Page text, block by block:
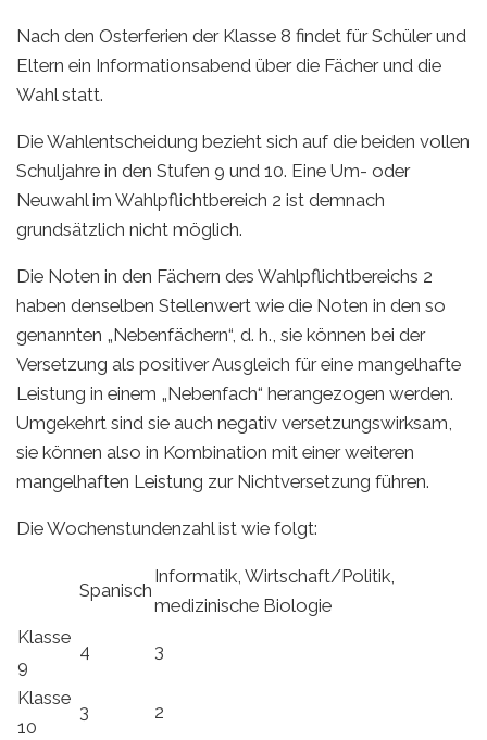
Nach den Osterferien der Klasse 8 findet für Schüler und
Eltern ein Informationsabend über die Fächer und die
Wahl statt.
Die Wahlentscheidung bezieht sich auf die beiden vollen
Schuljahre in den Stufen 9 und 10. Eine Um- oder
Neuwahl im Wahlpflichtbereich 2 ist demnach
grundsätzlich nicht möglich.
Die Noten in den Fächern des Wahlpflichtbereichs 2
haben denselben Stellenwert wie die Noten in den so
genannten „Nebenfächern“, d. h., sie können bei der
Versetzung als positiver Ausgleich für eine mangelhafte
Leistung in einem „Nebenfach“ herangezogen werden.
Umgekehrt sind sie auch negativ versetzungswirksam,
sie können also in Kombination mit einer weiteren
mangelhaften Leistung zur Nichtversetzung führen.
Die Wochenstundenzahl ist wie folgt:
Spanisch
Informatik, Wirtschaft/Politik,
medizinische Biologie
Klasse
9
4 3
Klasse
10
3 2